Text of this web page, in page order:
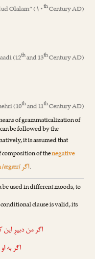
Olalam” (۱۰thCentury AD)
(12thand 13thCentury AD)
(10thand 11thCentury AD)
of grammaticalization of
be followed by the
it is assumed that
composition of thenegative
/ægær/اگر.
used in different moods, to
clause is valid, its
اگر من دبیرِ
اگر به